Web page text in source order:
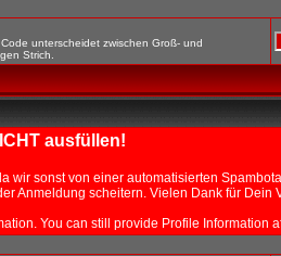
unterscheidet zwischen Groß- und
Strich.
ausfüllen!
wir sonst von einer automatisierten
Anmeldung scheitern. Vielen Dank für Dein
You can still provide Profile Information